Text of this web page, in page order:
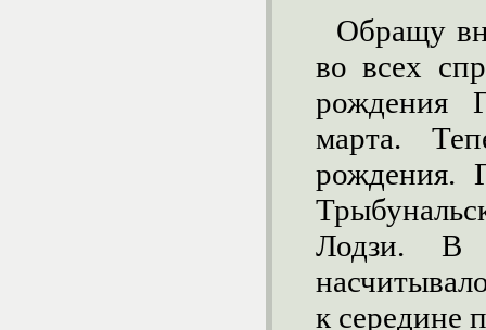
Обращу
во всех
рождения
марта.
рождения.
Лодзи. В
к середине